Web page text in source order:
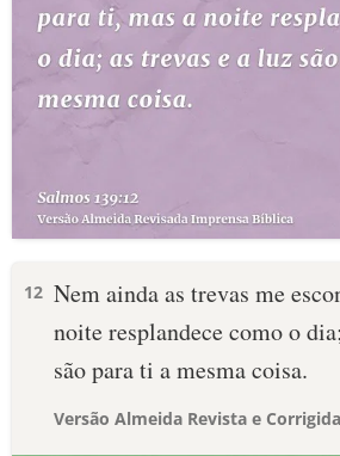
12 Nem ainda as trevas me
noite resplandece como o
são para ti a mesma coisa.
Versão Almeida Revista e Corrigida